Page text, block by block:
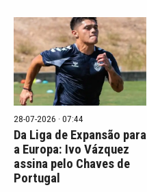
28-07-2026 · 07:44
Da Liga de Expansão para
a Europa: Ivo Vázquez
assina pelo Chaves de
Portugal